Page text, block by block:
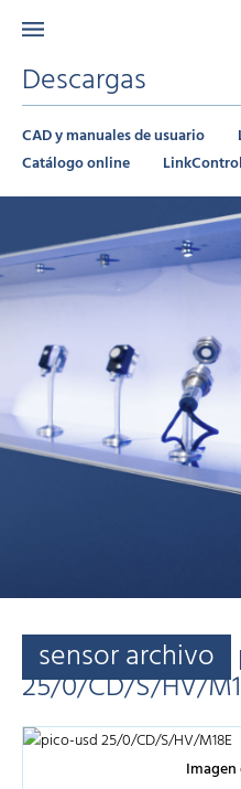
Descargas
CAD y manuales de usuario
Catálogo online
LinkControl
sensor archivo
25/0/CD/S/HV/
Imagen